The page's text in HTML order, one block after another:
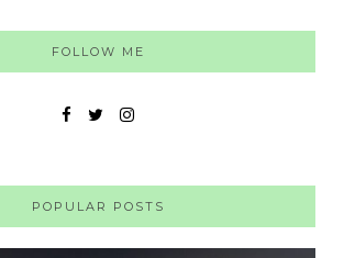
FOLLOW ME
POPULAR POSTS